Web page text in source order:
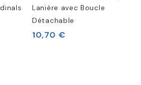
Lanière avec Boucle
Détachable
10,70 €